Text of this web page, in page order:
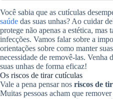
Você sabia que as cutículas
saúde das suas unhas? Ao cuidar
protege não apenas a estética, mas
infecções. Vamos falar sobre a
orientações sobre como manter
necessidade de removê-las. Venha
suas unhas de forma eficaz!
Os riscos de tirar cutículas
Vale a pena pensar nos riscos de
Muitas pessoas acham que